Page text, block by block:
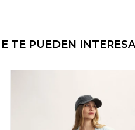
TE PUEDEN